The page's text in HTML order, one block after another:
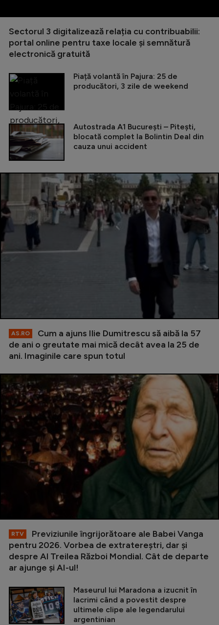
Sectorul 3 digitalizează relația cu contribuabilii:
portal online pentru taxe locale și semnătură
electronică gratuită
Piață volantă în Pajura: 25 de
producători, 3 zile de weekend
Autostrada A1 București – Pitești,
blocată complet la Bolintin Deal din
cauza unui accident
AS.RO
Cum a ajuns Ilie Dumitrescu să aibă la 57
de ani o greutate mai mică decât avea la 25 de
ani. Imaginile care spun totul
RTV
Previziunile îngrijorătoare ale Babei Vanga
pentru 2026. Vorbea de extratereștri, dar și
despre Al Treilea Război Mondial. Cât de departe
ar ajunge și AI-ul!
Maseurul lui Maradona a izucnit în
lacrimi când a povestit despre
ultimele clipe ale legendarului
argentinian